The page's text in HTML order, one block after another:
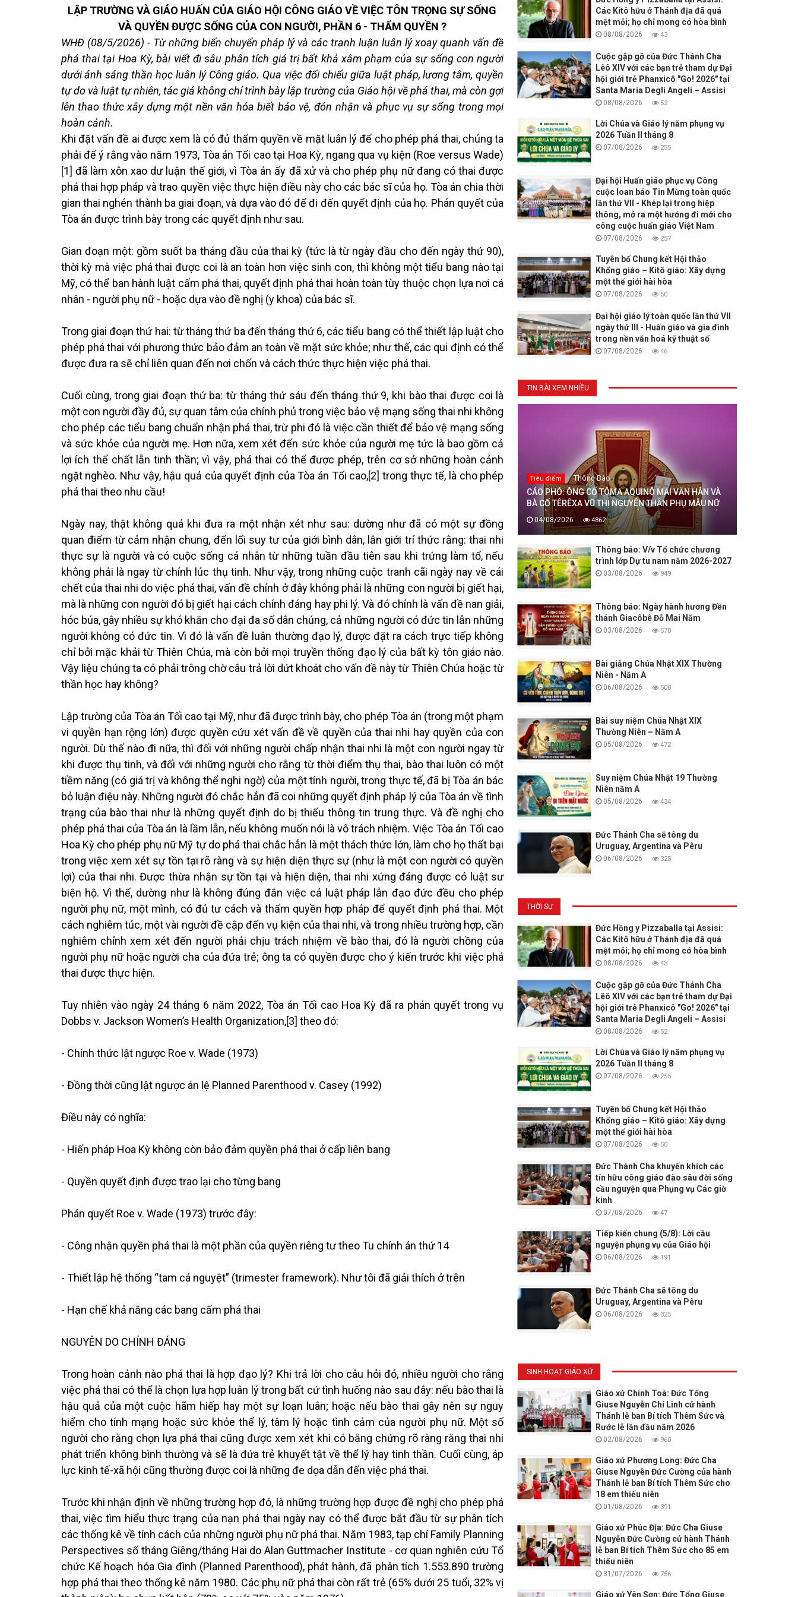
LẬP TRƯỜNG VÀ GIÁO HUẤN CỦA GIÁO HỘI CÔNG GIÁO VỀ VIỆC TÔN TRỌNG SỰ SỐNG
VÀ QUYỀN ĐƯỢC SỐNG CỦA CON NGƯỜI, PHẦN 6 - THẨM QUYỀN ?
WHĐ (08/5/2026) - Từ những biến chuyển pháp lý và các tranh luận luân lý xoay quanh vấn đề
phá thai tại Hoa Kỳ, bài viết đi sâu phân tích giá trị bất khả xâm phạm của sự sống con người
dưới ánh sáng thần học luân lý Công giáo. Qua việc đối chiếu giữa luật pháp, lương tâm, quyền
tự do và luật tự nhiên, tác giả không chỉ trình bày lập trường của Giáo hội về phá thai, mà còn gợi
lên thao thức xây dựng một nền văn hóa biết bảo vệ, đón nhận và phục vụ sự sống trong mọi
hoàn cảnh.
Khi đặt vấn đề ai được xem là có đủ thẩm quyền về mặt luân lý để cho phép phá thai, chúng ta
phải để ý rằng vào năm 1973, Tòa án Tối cao tại Hoa Kỳ, ngang qua vụ kiện (Roe versus Wade)
[1] đã làm xôn xao dư luận thế giới, vì Tòa án ấy đã xử và cho phép phụ nữ đang có thai được
phá thai hợp pháp và trao quyền việc thực hiện điều này cho các bác sĩ của họ. Tòa án chia thời
gian thai nghén thành ba giai đoạn, và dựa vào đó để đi đến quyết định của họ. Phán quyết của
Tòa án được trình bày trong các quyết định như sau.
Gian đoạn một: gồm suốt ba tháng đầu của thai kỳ (tức là từ ngày đầu cho đến ngày thứ 90),
thời kỳ mà việc phá thai được coi là an toàn hơn việc sinh con, thì không một tiểu bang nào tại
Mỹ, có thể ban hành luật cấm phá thai, quyết định phá thai hoàn toàn tùy thuộc chọn lựa nơi cá
nhân - người phụ nữ - hoặc dựa vào đề nghị (y khoa) của bác sĩ.
Trong giai đoạn thứ hai: từ tháng thứ ba đến tháng thứ 6, các tiểu bang có thể thiết lập luật cho
phép phá thai với phương thức bảo đảm an toàn về mặt sức khỏe; như thế, các qui định có thể
được đưa ra sẽ chỉ liên quan đến nơi chốn và cách thức thực hiện việc phá thai.
Cuối cùng, trong giai đoạn thứ ba: từ tháng thứ sáu đến tháng thứ 9, khi bào thai được coi là
một con người đầy đủ, sự quan tâm của chính phủ trong việc bảo vệ mạng sống thai nhi không
cho phép các tiểu bang chuẩn nhận phá thai, trừ phi đó là việc cần thiết để bảo vệ mạng sống
và sức khỏe của người mẹ. Hơn nữa, xem xét đến sức khỏe của người mẹ tức là bao gồm cả
lợi ích thể chất lẫn tinh thần; vì vậy, phá thai có thể được phép, trên cơ sở những hoàn cảnh
ngặt nghèo. Như vậy, hậu quả của quyết định của Tòa án Tối cao,[2] trong thực tế, là cho phép
phá thai theo nhu cầu!
Ngày nay, thật không quá khi đưa ra một nhận xét như sau: dường như đã có một sự đồng
quan điểm từ cảm nhận chung, đến lối suy tư của giới bình dân, lẫn giới trí thức rằng: thai nhi
thực sự là người và có cuộc sống cá nhân từ những tuần đầu tiên sau khi trứng làm tổ, nếu
không phải là ngay từ chính lúc thụ tinh. Như vậy, trong những cuộc tranh cãi ngày nay về cái
chết của thai nhi do việc phá thai, vấn đề chính ở đây không phải là những con người bị giết hại,
mà là những con người đó bị giết hại cách chính đáng hay phi lý. Và đó chính là vấn đề nan giải,
hóc búa, gây nhiều sự khó khăn cho đại đa số dân chúng, cả những người có đức tin lẫn những
người không có đức tin. Vì đó là vấn đề luân thường đạo lý, được đặt ra cách trực tiếp không
chỉ bởi mặc khải từ Thiên Chúa, mà còn bởi mọi truyền thống đạo lý của bất kỳ tôn giáo nào.
Vậy liệu chúng ta có phải trông chờ câu trả lời dứt khoát cho vấn đề này từ Thiên Chúa hoặc từ
thần học hay không?
Lập trường của Tòa án Tối cao tại Mỹ, như đã được trình bày, cho phép Tòa án (trong một phạm
vi quyền hạn rộng lớn) được quyền cứu xét vấn đề về quyền của thai nhi hay quyền của con
người. Dù thế nào đi nữa, thì đối với những người chấp nhận thai nhi là một con người ngay từ
khi được thụ tinh, và đối với những người cho rằng từ thời điểm thụ thai, bào thai luôn có một
tiềm năng (có giá trị và không thể nghi ngờ) của một tính người, trong thực tế, đã bị Tòa án bác
bỏ luận điệu này. Những người đó chắc hẳn đã coi những quyết định pháp lý của Tòa án về tình
trạng của bào thai như là những quyết định do bị thiếu thông tin trung thực. Và đề nghị cho
phép phá thai của Tòa án là lầm lẫn, nếu không muốn nói là vô trách nhiệm. Việc Tòa án Tối cao
Hoa Kỳ cho phép phụ nữ Mỹ tự do phá thai chắc hẳn là một thách thức lớn, làm cho họ thất bại
trong việc xem xét sự tồn tại rõ ràng và sự hiện diện thực sự (như là một con người có quyền
lợi) của thai nhi. Được thừa nhận sự tồn tại và hiện diện, thai nhi xứng đáng được có luật sư
biện hộ. Vì thế, dường như là không đúng đắn việc cả luật pháp lẫn đạo đức đều cho phép
người phụ nữ, một mình, có đủ tư cách và thẩm quyền hợp pháp để quyết định phá thai. Một
cách nghiêm túc, một vài người đề cập đến vụ kiện của thai nhi, và trong nhiều trường hợp, cần
nghiêm chỉnh xem xét đến người phải chịu trách nhiệm về bào thai, đó là người chồng của
người phụ nữ hoặc người cha của đứa trẻ; ông ta có quyền được cho ý kiến trước khi việc phá
thai được thực hiện.
Tuy nhiên vào ngày 24 tháng 6 năm 2022, Tòa án Tối cao Hoa Kỳ đã ra phán quyết trong vụ
Dobbs v. Jackson Women’s Health Organization,[3] theo đó:
- Chính thức lật ngược Roe v. Wade (1973)
- Đồng thời cũng lật ngược án lệ Planned Parenthood v. Casey (1992)
Điều này có nghĩa:
- Hiến pháp Hoa Kỳ không còn bảo đảm quyền phá thai ở cấp liên bang
- Quyền quyết định được trao lại cho từng bang
Phán quyết Roe v. Wade (1973) trước đây:
- Công nhận quyền phá thai là một phần của quyền riêng tư theo Tu chính án thứ 14
- Thiết lập hệ thống “tam cá nguyệt” (trimester framework). Như tôi đã giải thích ở trên
- Hạn chế khả năng các bang cấm phá thai
NGUYÊN DO CHÍNH ĐÁNG
Trong hoàn cảnh nào phá thai là hợp đạo lý? Khi trả lời cho câu hỏi đó, nhiều người cho rằng
việc phá thai có thể là chọn lựa hợp luân lý trong bất cứ tình huống nào sau đây: nếu bào thai là
hậu quả của một cuộc hãm hiếp hay một sự loạn luân; hoặc nếu bào thai gây nên sự nguy
hiểm cho tính mạng hoặc sức khỏe thể lý, tâm lý hoặc tình cảm của người phụ nữ. Một số
người cho rằng chọn lựa phá thai cũng được xem xét khi có bằng chứng rõ ràng rằng thai nhi
phát triển không bình thường và sẽ là đứa trẻ khuyết tật về thể lý hay tinh thần. Cuối cùng, áp
lực kinh tế-xã hội cũng thường được coi là những đe dọa dẫn đến việc phá thai.
Trước khi nhận định về những trường hợp đó, là những trường hợp được đề nghị cho phép phá
thai, việc tìm hiểu thực trạng của nạn phá thai ngày nay có thể được bắt đầu từ sự phân tích
các thống kê về tính cách của những người phụ nữ phá thai. Năm 1983, tạp chí Family Planning
Perspectives số tháng Giêng/tháng Hai do Alan Guttmacher Institute - cơ quan nghiên cứu Tổ
chức Kế hoạch hóa Gia đình (Planned Parenthood), phát hành, đã phân tích 1.553.890 trường
hợp phá thai theo thống kê năm 1980. Các phụ nữ phá thai còn rất trẻ (65% dưới 25 tuổi, 32% vị
Các Kitô hữu ở Thánh địa đã quá
mệt mỏi; họ chỉ mong có hòa bình
08/08/2026 43
Cuộc gặp gỡ của Đức Thánh Cha
Lêô XIV với các bạn trẻ tham dự Đại
hội giới trẻ Phanxicô "Go! 2026" tại
Santa Maria Degli Angeli – Assisi
08/08/2026 52
Lời Chúa và Giáo lý năm phụng vụ
2026 Tuần II tháng 8
07/08/2026 255
Đại hội Huấn giáo phục vụ Công
cuộc loan báo Tin Mừng toàn quốc
lần thứ VII - Khép lại trong hiệp
thông, mở ra một hướng đi mới cho
công cuộc huấn giáo Việt Nam
07/08/2026 257
Tuyên bố Chung kết Hội thảo
Khổng giáo – Kitô giáo: Xây dựng
một thế giới hài hòa
07/08/2026 50
Đại hội giáo lý toàn quốc lần thứ VII
ngày thứ III - Huấn giáo và gia đình
trong nền văn hoá kỹ thuật số
07/08/2026 46
TIN BÀI XEM NHIỀU
Tiêu điểm Thông Báo
CÁO PHÓ: ÔNG CỐ TÔMA AQUINÔ MAI VĂN HÂN VÀ
BÀ CỐ TÊRÊXA VŨ THỊ NGUYÊN THÂN PHỤ MẪU NỮ
TU TÊRÊXA MAI THỊ THỊNH, DÒNG MẾN THÁNH GIÁ
THANH HOÁ ĐÃ AN NGHỈ TRONG CHÚA, NGÀY
04/08/2026
04/08/2026 4862
Thông báo: V/v Tổ chức chương
trình lớp Dự tu nam năm 2026-2027
03/08/2026 949
Thông báo: Ngày hành hương Đền
thánh Giacôbê Đỗ Mai Năm
03/08/2026 570
Bài giảng Chúa Nhật XIX Thường
Niên - Năm A
06/08/2026 508
Bài suy niệm Chúa Nhật XIX
Thường Niên – Năm A
05/08/2026 472
Suy niệm Chúa Nhật 19 Thường
Niên năm A
05/08/2026 434
Đức Thánh Cha sẽ tông du
Uruguay, Argentina và Pêru
06/08/2026 325
THỜI SỰ
Đức Hồng y Pizzaballa tại Assisi:
Các Kitô hữu ở Thánh địa đã quá
mệt mỏi; họ chỉ mong có hòa bình
08/08/2026 43
Cuộc gặp gỡ của Đức Thánh Cha
Lêô XIV với các bạn trẻ tham dự Đại
hội giới trẻ Phanxicô "Go! 2026" tại
Santa Maria Degli Angeli – Assisi
08/08/2026 52
Lời Chúa và Giáo lý năm phụng vụ
2026 Tuần II tháng 8
07/08/2026 255
Tuyên bố Chung kết Hội thảo
Khổng giáo – Kitô giáo: Xây dựng
một thế giới hài hòa
07/08/2026 50
Đức Thánh Cha khuyến khích các
tín hữu công giáo đào sâu đời sống
cầu nguyện qua Phụng vụ Các giờ
kinh
07/08/2026 47
Tiếp kiến chung (5/8): Lời cầu
nguyện phụng vụ của Giáo hội
06/08/2026 191
Đức Thánh Cha sẽ tông du
Uruguay, Argentina và Pêru
06/08/2026 325
SINH HOẠT GIÁO XỨ
Giáo xứ Chính Toà: Đức Tổng
Giuse Nguyễn Chí Linh cử hành
Thánh lễ ban Bí tích Thêm Sức và
Rước lễ lần đầu năm 2026
02/08/2026 960
Giáo xứ Phương Long: Đức Cha
Giuse Nguyễn Đức Cường của hành
Thánh lễ ban Bí tích Thêm Sức cho
18 em thiếu niên
01/08/2026 391
Giáo xứ Phúc Địa: Đức Cha Giuse
Nguyễn Đức Cường cử hành Thánh
lễ ban Bí tích Thêm Sức cho 85 em
thiếu niên
31/07/2026 756
Giáo xứ Yên Sơn: Đức Tổng Giuse